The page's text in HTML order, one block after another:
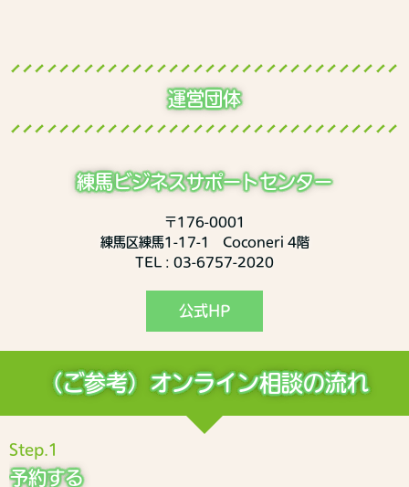
運営団体
練馬ビジネスサポートセンター
〒176-0001
練馬区練馬1-17-1 Coconeri 4階
TEL : 03-6757-2020
公式HP
（ご参考）オンライン相談の流れ
Step.1
予約する